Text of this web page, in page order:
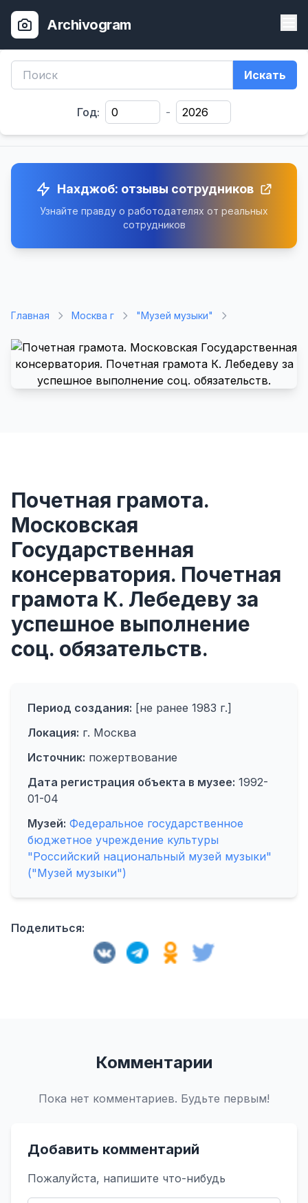
Archivogram
Искать
Год: -
Нахджоб: отзывы сотрудников
Узнайте правду о работодателях от реальных
сотрудников
Главная Москва г "Музей музыки"
Почетная грамота.
Московская
Государственная
консерватория. Почетная
грамота К. Лебедеву за
успешное выполнение
соц. обязательств.
Период создания: [не ранее 1983 г.]
Локация: г. Москва
Источник: пожертвование
Дата регистрация объекта в музее: 1992-
01-04
Музей: Федеральное государственное
бюджетное учреждение культуры
"Российский национальный музей музыки"
("Музей музыки")
Поделиться:
Комментарии
Пока нет комментариев. Будьте первым!
Добавить комментарий
Пожалуйста, напишите что-нибудь